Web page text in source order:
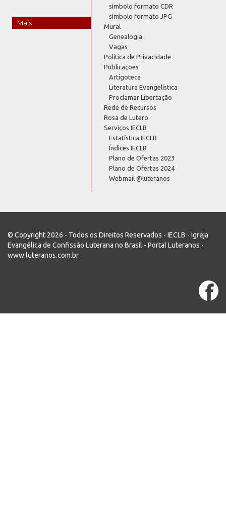
Mais
símbolo formato CDR
símbolo formato JPG
Mural
Genealogia
Vagas
Política de Privacidade
Publicações
Artigoteca
Literatura Evangelística
Proclamar Libertação
Rede de Recursos
Rosa de Lutero
Serviços IECLB
Estatística IECLB
Índices IECLB
Plano de Ofertas 2023
Plano de Ofertas 2024
Webmail @luteranos
© Copyright 2026 - Todos os Direitos Reservados - IECLB - Igreja
Evangélica de Confissão Luterana no Brasil - Portal Luteranos -
www.luteranos.com.br